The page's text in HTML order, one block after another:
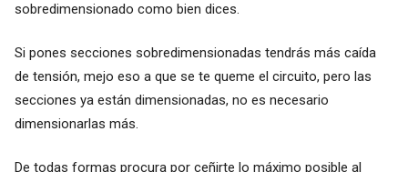
sobredimensionado como bien dices.
Si pones secciones sobredimensionadas tendrás más caída
de tensión, mejo eso a que se te queme el circuito, pero las
secciones ya están dimensionadas, no es necesario
dimensionarlas más.
De todas formas procura por ceñirte lo máximo posible al